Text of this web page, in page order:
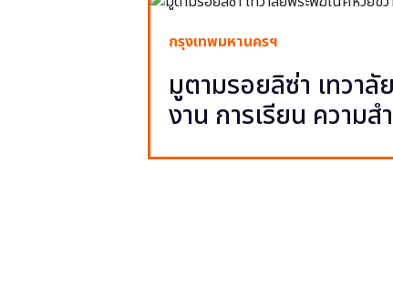
กรุงเทพมหานครฯ
มูตามรอยลิซ่า เทวา
งาน การเรียน ความส